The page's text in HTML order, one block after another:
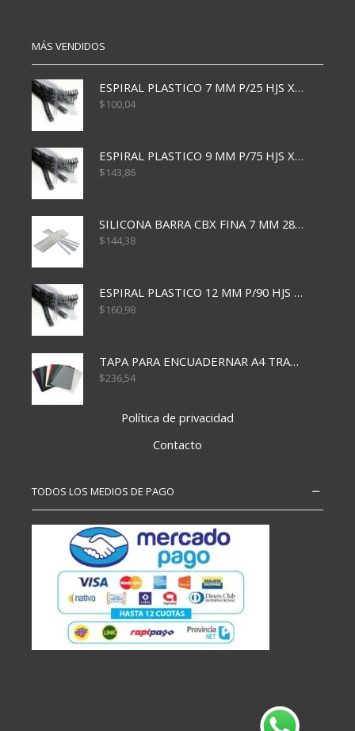
MÁS VENDIDOS
ESPIRAL PLASTICO 7 MM P/25 HJS X50x3000
$100,04
ESPIRAL PLASTICO 9 MM P/75 HJS X50X2400
$143,86
SILICONA BARRA CBX FINA 7 MM 28 CM
$144,38
ESPIRAL PLASTICO 12 MM P/90 HJS X50X1500
$160,98
TAPA PARA ENCUADERNAR A4 TRANSP x50x500
$236,54
Política de privacidad
Contacto
TODOS LOS MEDIOS DE PAGO